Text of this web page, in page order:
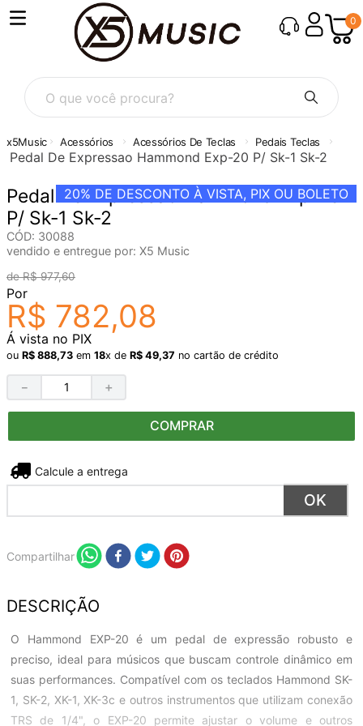
0
O que você procura?
Acessórios Acessórios De Teclas Pedais Teclas
Pedal De Expressao Hammond Exp-20 P/ Sk-1 Sk-2
20% DE DESCONTO À VISTA, PIX OU BOLETO
Pedal De Expressao Hammond Exp-20
P/ Sk-1 Sk-2
CÓD: 30088
vendido e entregue por: X5 Music
R$ 977,60
Por
R$ 782,08
Á vista no PIX
ou R$ 888,73 em 18x de R$ 49,37 no cartão de crédito
＋
－
COMPRAR
Não sei meu CEP
Compartilhar
DESCRIÇÃO
O Hammond EXP-20 é um pedal de expressão robusto e
preciso, ideal para músicos que buscam controle dinâmico em
suas performances. Compatível com os teclados Hammond SK-
1, SK-2, XK-1, XK-3c e outros instrumentos que utilizam conexão
TRS de 1/4", o EXP-20 permite ajustar o volume e outros